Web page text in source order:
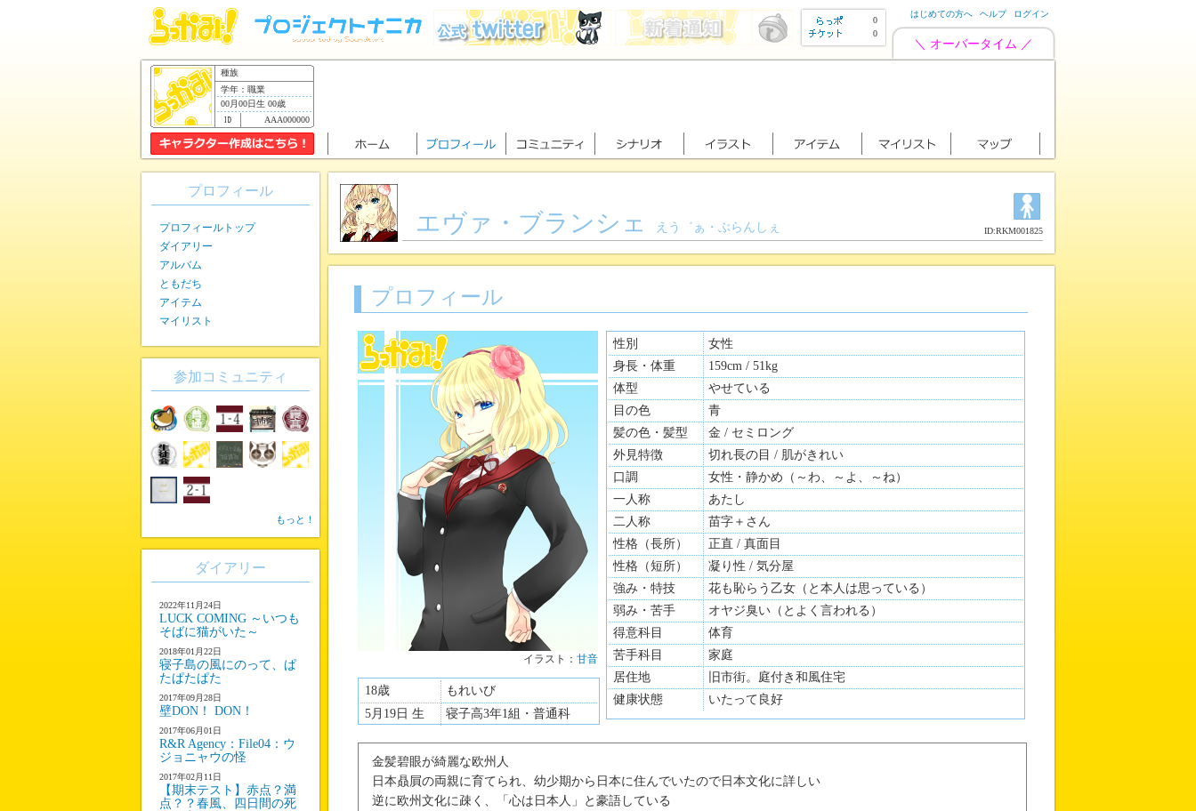
0
0
はじめての方へ ヘルプ ログイン
＼ オーバータイム ／
種族
学年：職業
00月00日生 00歳
AAA000000
エヴァ・ブランシェ えう゛ぁ・ぶらんしぇ ID:RKM001825
プロフィール
イラスト： 甘音
18歳
もれいび
5月19日 生
寝子高3年1組・普通科
性別
女性
身長・体重
159cm / 51kg
体型
やせている
目の色
青
髪の色・髪型
金 / セミロング
外見特徴
切れ長の目 / 肌がきれい
口調
女性・静かめ（～わ、～よ、～ね）
一人称
あたし
二人称
苗字＋さん
性格（長所）
正直 / 真面目
性格（短所）
凝り性 / 気分屋
強み・特技
花も恥らう乙女（と本人は思っている）
弱み・苦手
オヤジ臭い（とよく言われる）
得意科目
体育
苦手科目
家庭
居住地
旧市街。庭付き和風住宅
健康状態
いたって良好
金髪碧眼が綺麗な欧州人
日本贔屓の両親に育てられ、幼少期から日本に住んでいたので日本文化に詳しい
逆に欧州文化に疎く、「心は日本人」と豪語している
プロフィール
プロフィールトップ
ダイアリー
アルバム
ともだち
アイテム
マイリスト
参加コミュニティ
もっと！
ダイアリー
2022年11月24日
LUCK COMING ～いつも
そばに猫がいた～
2018年01月22日
寝子島の風にのって、ぱ
たぱたぱた
2017年09月28日
壁DON！ DON！
2017年06月01日
R&R Agency：File04：ウ
ジョニャウの怪
2017年02月11日
【期末テスト】赤点？満
点？？春風、四日間の死